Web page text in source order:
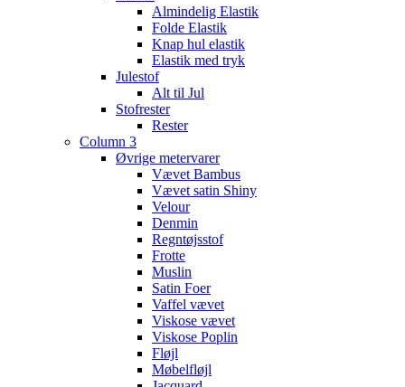
Almindelig Elastik
Folde Elastik
Knap hul elastik
Elastik med tryk
Julestof
Alt til Jul
Stofrester
Rester
Column 3
Øvrige metervarer
Vævet Bambus
Vævet satin Shiny
Velour
Denmin
Regntøjsstof
Frotte
Muslin
Satin Foer
Vaffel vævet
Viskose vævet
Viskose Poplin
Fløjl
Møbelfløjl